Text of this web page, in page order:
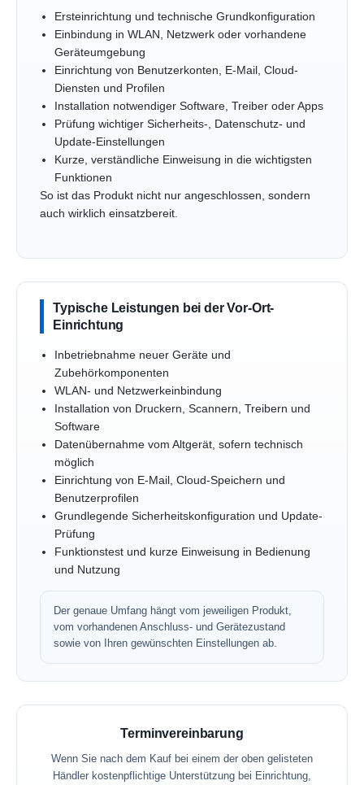
Ersteinrichtung und technische Grundkonfiguration
Einbindung in WLAN, Netzwerk oder vorhandene
Geräteumgebung
Einrichtung von Benutzerkonten, E-Mail, Cloud-
Diensten und Profilen
Installation notwendiger Software, Treiber oder Apps
Prüfung wichtiger Sicherheits-, Datenschutz- und
Update-Einstellungen
Kurze, verständliche Einweisung in die wichtigsten
Funktionen
So ist das Produkt nicht nur angeschlossen, sondern
auch wirklich einsatzbereit.
Typische Leistungen bei der Vor-Ort-
Einrichtung
Inbetriebnahme neuer Geräte und
Zubehörkomponenten
WLAN- und Netzwerkeinbindung
Installation von Druckern, Scannern, Treibern und
Software
Datenübernahme vom Altgerät, sofern technisch
möglich
Einrichtung von E-Mail, Cloud-Speichern und
Benutzerprofilen
Grundlegende Sicherheitskonfiguration und Update-
Prüfung
Funktionstest und kurze Einweisung in Bedienung
und Nutzung
Der genaue Umfang hängt vom jeweiligen Produkt,
vom vorhandenen Anschluss- und Gerätezustand
sowie von Ihren gewünschten Einstellungen ab.
Terminvereinbarung
Wenn Sie nach dem Kauf bei einem der oben gelisteten
Händler kostenpflichtige Unterstützung bei Einrichtung,